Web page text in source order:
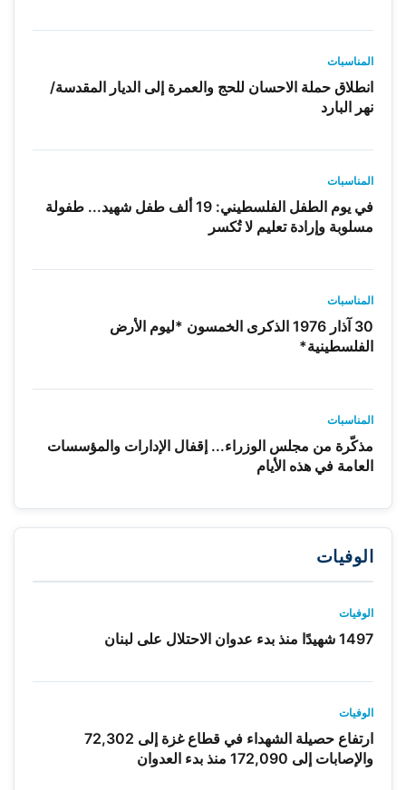
المناسبات
انطلاق حملة الاحسان للحج والعمرة إلى الديار المقدسة/
نهر البارد
المناسبات
في يوم الطفل الفلسطيني: 19 ألف طفل شهيد... طفولة
مسلوبة وإرادة تعليم لا تُكسر
المناسبات
30 آذار 1976 الذكرى الخمسون *ليوم الأرض
الفلسطينية*
المناسبات
مذكّرة من مجلس الوزراء... إقفال الإدارات والمؤسسات
العامة في هذه الأيام
الوفيات
الوفيات
1497 شهيدًا منذ بدء عدوان الاحتلال على لبنان
الوفيات
ارتفاع حصيلة الشهداء في قطاع غزة إلى 72,302
والإصابات إلى 172,090 منذ بدء العدوان